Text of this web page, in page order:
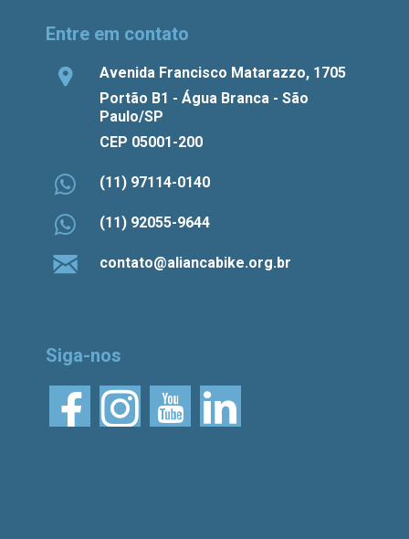
Entre em contato
Avenida Francisco Matarazzo, 1705
Portão B1 - Água Branca - São
Paulo/SP
CEP 05001-200
(11) 97114-0140
(11) 92055-9644
contato@aliancabike.org.br
Siga-nos